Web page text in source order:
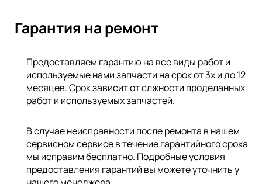
Гарантия на ремонт
Предоставляем гарантию на все виды работ и
используемые нами запчасти на срок от 3х и до 12
месяцев. Срок зависит от слжности проделанных
работ и используемых запчастей.
В случае неисправности после ремонта в нашем
сервисном сервисе в течение гарантийного срока
мы исправим бесплатно. Подробные условия
предоставления гарантий вы можете уточнить у